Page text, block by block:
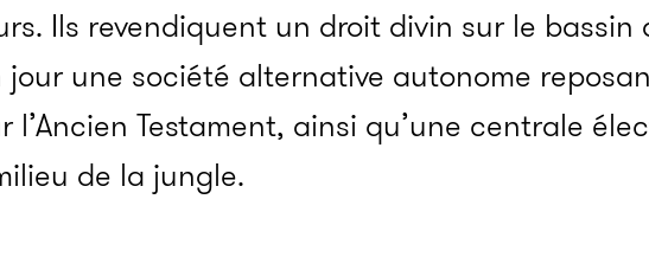
Ils revendiquent un droit divin sur le bassin
une société alternative autonome
l’Ancien Testament, ainsi qu’une centrale
de la jungle.